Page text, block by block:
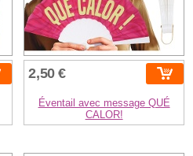
2,50 €
Éventail avec message QUÉ
CALOR!